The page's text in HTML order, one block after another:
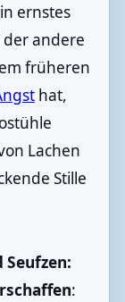
ernstes
der andere
früheren
hat,
Lachen
Stille
: